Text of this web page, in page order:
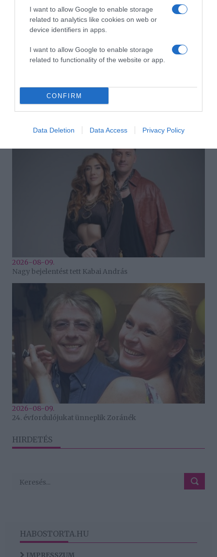
I want to allow Google to enable storage
related to analytics like cookies on web or
device identifiers in apps.
I want to allow Google to enable storage
related to functionality of the website or app.
CONFIRM
Data Deletion Data Access Privacy Policy
Veréb Tamás válik a feleségétől
2026-08-09.
Nagy bejelentést tett Kabai András
2026-08-09.
24. évfordulójukat ünneplik Zoránék
HIRDETÉS
HABOSTORTA.HU
IMPRESSZUM